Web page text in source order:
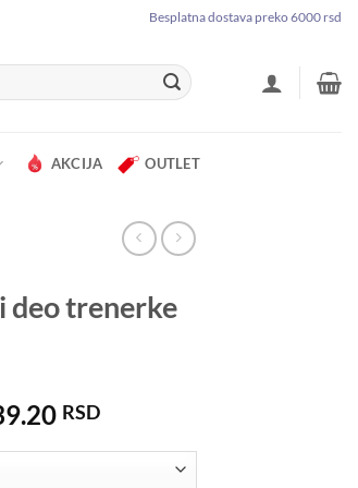
Besplatna dostava preko 6000 rsd
AKCIJA OUTLET
deo trenerke
RSDTrenutna